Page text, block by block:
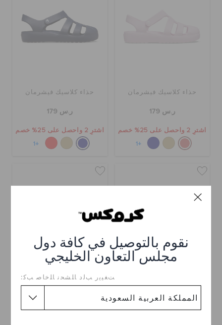
نقوم بالتوصيل في كافة دول
مجلس التعاون الخليجي
ﺖﻐﻴﻳﺭ ﺐﻟﺩ ﺎﻠﺸﺤﻧ ﺎﻠﺧﺎﺻ ﺐﻛ:
حذاء كلاسيك فيشرمان
ر.س 179
اشترِ 2 واحصل على 25% خصم
+1
حذاء كلاسيك فيشرمان
ر.س 179
اشترِ 2 واحصل على 25% خصم
+1
ر.س 179
حذاء كلاسيك فيشرمان